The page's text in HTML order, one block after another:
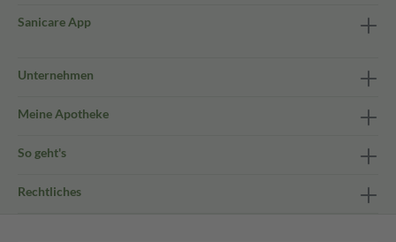
Sanicare App
Unternehmen
Meine Apotheke
So geht's
Rechtliches